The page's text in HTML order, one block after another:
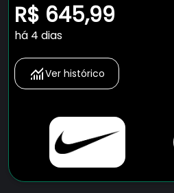
R$ 645,99
há 4 dias
Ver histórico